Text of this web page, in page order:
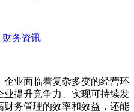
财务资讯
业面临着复杂多变的经营环
提升竞争力、实现可持续发
财务管理的效率和效益，还能